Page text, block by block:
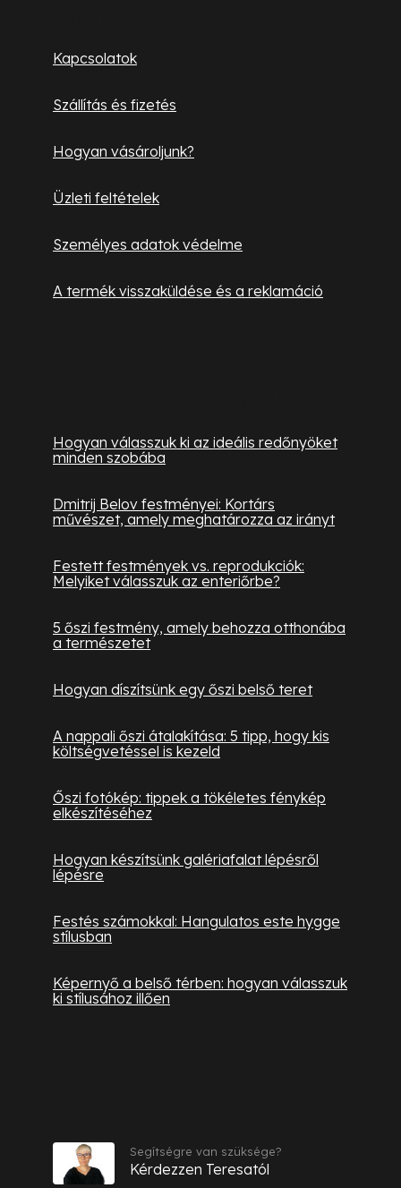
Kapcsolatok
Szállítás és fizetés
Hogyan vásároljunk?
Üzleti feltételek
Személyes adatok védelme
A termék visszaküldése és a reklamáció
Hogyan válasszuk ki az ideális redőnyöket
minden szobába
Dmitrij Belov festményei: Kortárs
művészet, amely meghatározza az irányt
Festett festmények vs. reprodukciók:
Melyiket válasszuk az enteriőrbe?
5 őszi festmény, amely behozza otthonába
a természetet
Hogyan díszítsünk egy őszi belső teret
A nappali őszi átalakítása: 5 tipp, hogy kis
költségvetéssel is kezeld
Őszi fotókép: tippek a tökéletes fénykép
elkészítéséhez
Hogyan készítsünk galériafalat lépésről
lépésre
Festés számokkal: Hangulatos este hygge
stílusban
Képernyő a belső térben: hogyan válasszuk
ki stílusához illően
Segítségre van szüksége?
Kérdezzen Teresatól